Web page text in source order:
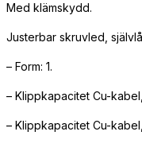
Med klämskydd.
Justerbar skruvled,
– Form: 1.
– Klippkapacitet Cu-
– Klippkapacitet Cu-